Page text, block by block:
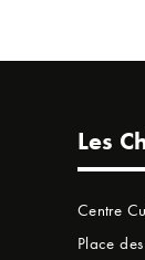
Les
Centre
Place